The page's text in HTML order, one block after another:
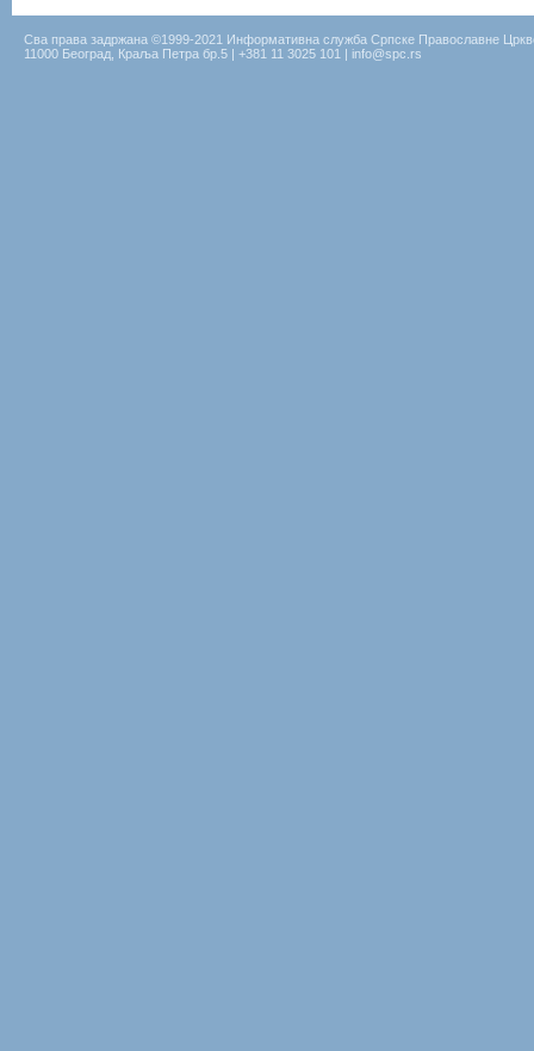
Сва права задржана ©1999-2021 Информативна служба Српске Православне
11000 Београд, Краља Петра бр.5 | +381 11 3025 101 | info@spc.rs